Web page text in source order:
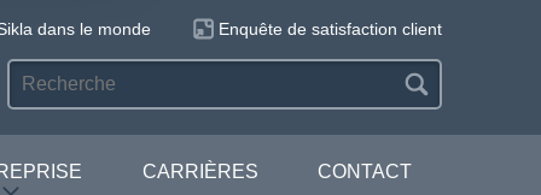
dans le monde Enquête de satisfaction client
CARRIÈRES CONTACT